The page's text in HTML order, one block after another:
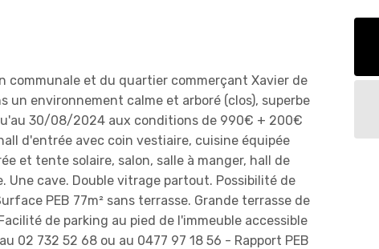
communale et du quartier commerçant Xavier de
un environnement calme et arboré (clos), superbe
30/08/2024 aux conditions de 990€ + 200€
d'entrée avec coin vestiaire, cuisine équipée
et tente solaire, salon, salle à manger, hall de
Une cave. Double vitrage partout. Possibilité de
PEB 77m² sans terrasse. Grande terrasse de
de parking au pied de l'immeuble accessible
02 732 52 68 ou au 0477 97 18 56 - Rapport PEB